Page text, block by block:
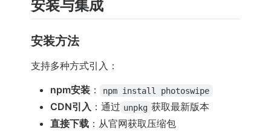
安装与集成
安装方法
支持多种方式引入：
npm安装 ： npm install photoswipe
CDN引入 ：通过 unpkg 获取最新版本
直接下载 ：从官网获取压缩包